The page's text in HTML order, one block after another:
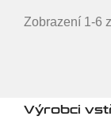
Zobrazení 1-6
Výrobci